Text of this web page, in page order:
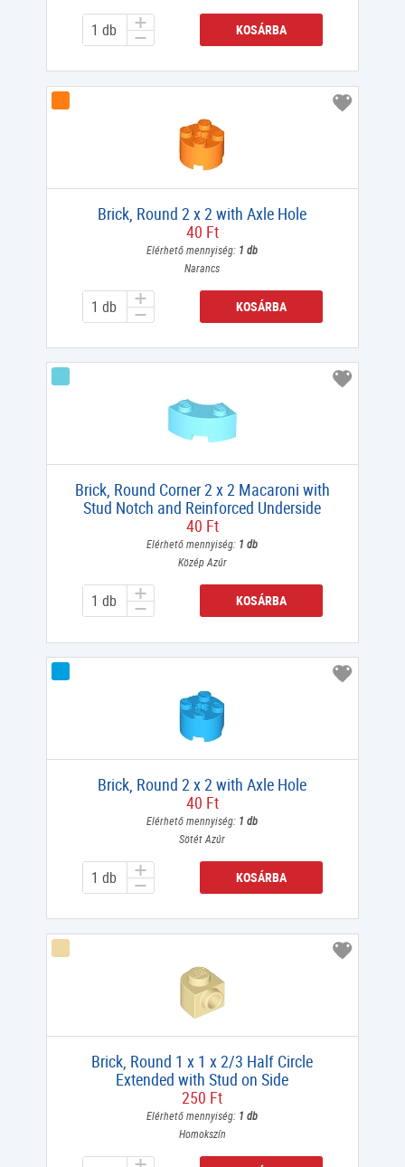
KOSÁRBA
Brick, Round 2 x 2 with Axle Hole
40 Ft
Elérhető mennyiség: 1 db
Narancs
KOSÁRBA
Brick, Round Corner 2 x 2 Macaroni with
Stud Notch and Reinforced Underside
40 Ft
Elérhető mennyiség: 1 db
Közép Azúr
KOSÁRBA
Brick, Round 2 x 2 with Axle Hole
40 Ft
Elérhető mennyiség: 1 db
Sötét Azúr
KOSÁRBA
Brick, Round 1 x 1 x 2/3 Half Circle
Extended with Stud on Side
250 Ft
Elérhető mennyiség: 1 db
Homokszín